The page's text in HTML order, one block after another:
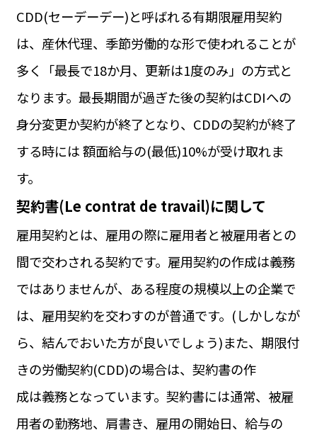
CDD(セーデーデー)と呼ばれる有期限雇用契約
は、産休代理、季節労働的な形で使われることが
多く「最長で18か月、更新は1度のみ」の方式と
なります。最長期間が過ぎた後の契約はCDIへの
身分変更か契約が終了となり、CDDの契約が終了
する時には 額面給与の(最低)10%が受け取れま
す。
契約書(Le contrat de travail)に関して
雇用契約とは、雇用の際に雇用者と被雇用者との
間で交わされる契約です。雇用契約の作成は義務
ではありませんが、ある程度の規模以上の企業で
は、雇用契約を交わすのが普通です。(しかしなが
ら、結んでおいた方が良いでしょう)また、期限付
きの労働契約(CDD)の場合は、契約書の作
成は義務となっています。契約書には通常、被雇
用者の勤務地、肩書き、雇用の開始日、給与の